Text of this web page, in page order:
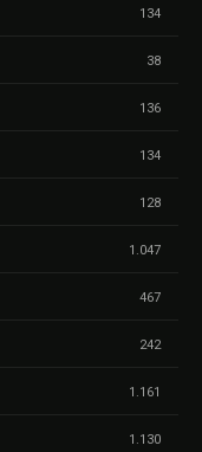
134
38
136
134
128
1.047
467
242
1.161
1.130